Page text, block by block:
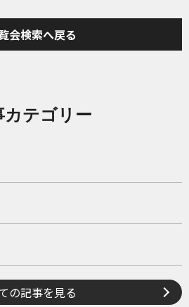
会検索へ戻る
カテゴリー
の記事を見る